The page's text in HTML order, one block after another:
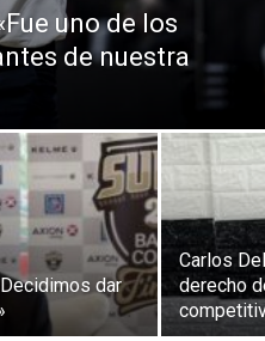
uno de los
de nuestra
dar
Carlos
derecho